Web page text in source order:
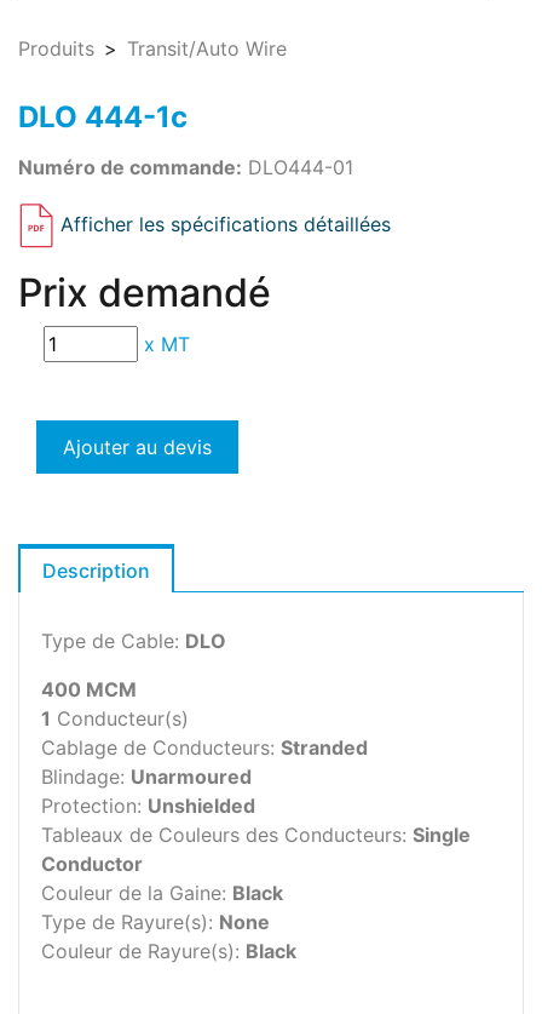
Produits Transit/Auto Wire
DLO 444-1c
Numéro de commande: DLO444-01
Afficher les spécifications détaillées
Prix demandé
x MT
Ajouter au devis
Description
Type de Cable: DLO
400 MCM
1 Conducteur(s)
Cablage de Conducteurs: Stranded
Blindage: Unarmoured
Protection: Unshielded
Tableaux de Couleurs des Conducteurs: Single
Conductor
Couleur de la Gaine: Black
Type de Rayure(s): None
Couleur de Rayure(s): Black